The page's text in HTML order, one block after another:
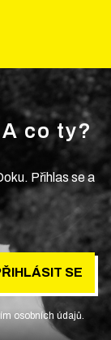
co ty?
Přihlas se a
SE
osobních údajů.